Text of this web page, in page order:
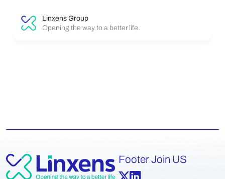
Linxens Group
Opening the way to a better life.
Footer Join US